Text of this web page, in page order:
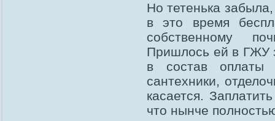
Но тетенька
в это время
собственному
Пришлось ей в ГЖУ
в состав
сантехники,
касается.
что нынче